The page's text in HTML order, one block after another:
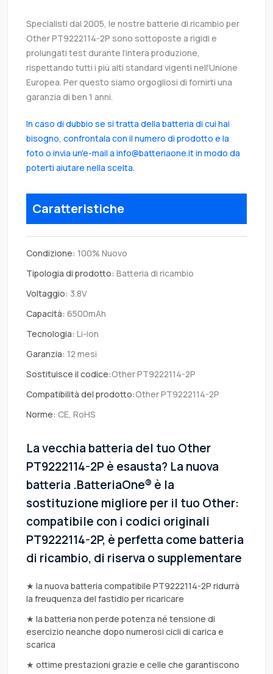
Specialisti dal 2005, le nostre batterie di ricambio per
Other PT9222114-2P sono sottoposte a rigidi e
prolungati test durante l’intera produzione,
rispettando tutti i più alti standard vigenti nell’Unione
Europea. Per questo siamo orgogliosi di fornirti una
garanzia di ben 1 anni.
In caso di dubbio se si tratta della batteria di cui hai
bisogno, confrontala con il numero di prodotto e la
foto o invia un'e-mail a info@batteriaone.it in modo da
poterti aiutare nella scelta.
Caratteristiche
Condizione: 100% Nuovo
Tipologia di prodotto: Batteria di ricambio
Voltaggio: 3.8V
Capacità: 6500mAh
Tecnologia: Li-ion
Garanzia: 12 mesi
Sostituisce il codice:Other PT9222114-2P
Compatibilità del prodotto:Other PT9222114-2P
Norme: CE, RoHS
La vecchia batteria del tuo Other
PT9222114-2P è esausta? La nuova
batteria .BatteriaOne® è la
sostituzione migliore per il tuo Other:
compatibile con i codici originali
PT9222114-2P, è perfetta come batteria
di ricambio, di riserva o supplementare
★ la nuova batteria compatibile PT9222114-2P ridurrà
la freuquenza del fastidio per ricaricare
★ la batteria non perde potenza né tensione di
esercizio neanche dopo numerosi cicli di carica e
scarica
★ ottime prestazioni grazie e celle che garantiscono